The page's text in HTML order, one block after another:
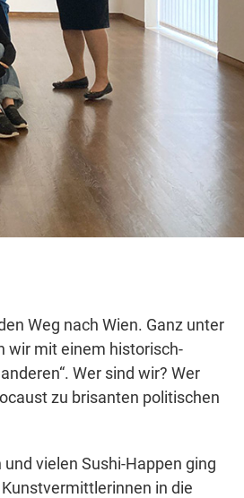
Weg nach Wien. Ganz unter
wir mit einem historisch-
Wer sind wir? Wer
zu brisanten politischen
vielen Sushi-Happen ging
in die